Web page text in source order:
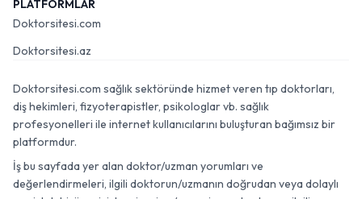
PLATFORMLAR
Doktorsitesi.com
Doktorsitesi.az
Doktorsitesi.com sağlık sektöründe hizmet veren tıp doktorları,
diş hekimleri, fizyoterapistler, psikologlar vb. sağlık
profesyonelleri ile internet kullanıcılarını buluşturan bağımsız bir
platformdur.
İş bu sayfada yer alan doktor/uzman yorumları ve
değerlendirmeleri, ilgili doktorun/uzmanın doğrudan veya dolaylı